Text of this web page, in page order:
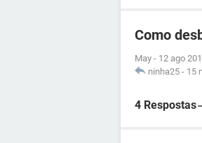
Como
May - 12 ago
ninha25 - 15
4 Respostas